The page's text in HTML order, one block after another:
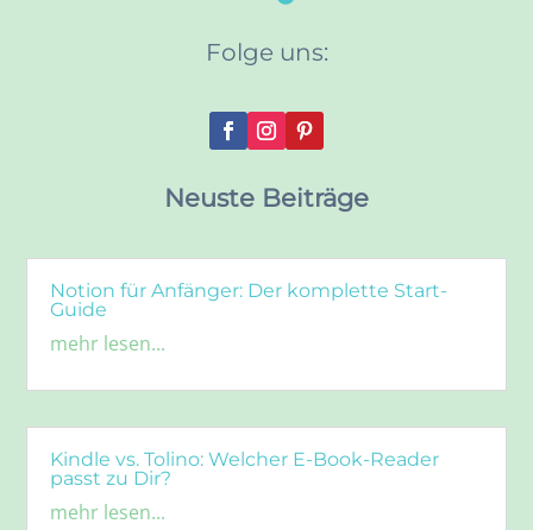
Folge uns:
Neuste Beiträge
Notion für Anfänger: Der komplette Start-
Guide
mehr lesen...
Kindle vs. Tolino: Welcher E-Book-Reader
passt zu Dir?
mehr lesen...